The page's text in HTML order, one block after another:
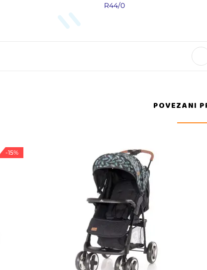
R44/0
POVEZANI
-15%